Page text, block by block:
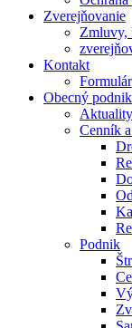
Zverejňovanie
Zmluvy,
Kontakt
Formulár
Obecný
Aktuality
Cenník
Podnik